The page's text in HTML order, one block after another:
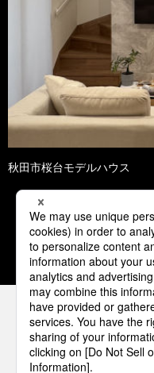
秋田市桜台モデルハウス
1 2
パナソニックの